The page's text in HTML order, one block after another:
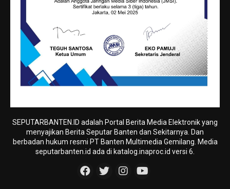
SEPUTARBANTEN.ID adalah Portal Berita Media Elektronik yang
menyajikan Berita Seputar Banten dan Sekitarnya. Dan
berbadan hukum resmi PT Banten Multimedia Gemilang. Media
seputarbanten.id ada di katalog.inaproc.id versi 6.